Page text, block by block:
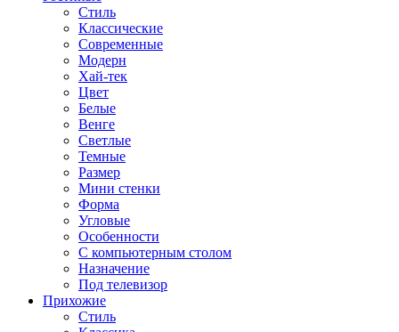
Стиль
Классические
Современные
Модерн
Хай-тек
Цвет
Белые
Венге
Светлые
Темные
Размер
Мини стенки
Форма
Угловые
Особенности
С компьютерным столом
Назначение
Под телевизор
Прихожие
Стиль